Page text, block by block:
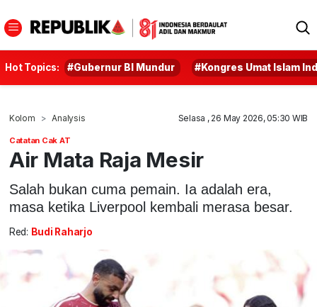
Hot Topics: #Gubernur BI Mundur #Kongres Umat Islam
Kolom Analysis Selasa , 26 May 2026, 05:30 WIB
Catatan Cak AT
Air Mata Raja Mesir
Salah bukan cuma pemain. Ia adalah era,
masa ketika Liverpool kembali merasa besar.
Red: Budi Raharjo